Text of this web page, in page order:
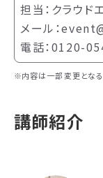
担当：クラウ
メール：
電話：0120-
内容は一部変更とな
講師紹介